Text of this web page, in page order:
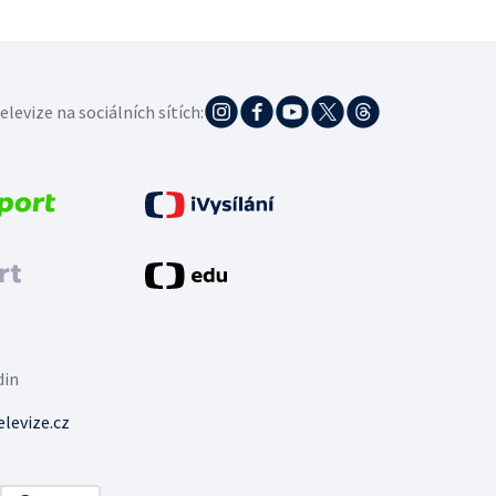
na sociálních sítích: